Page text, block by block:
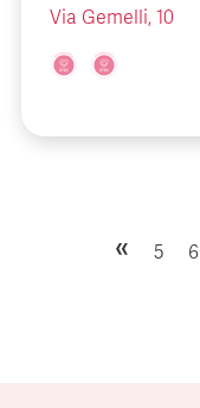
Via Gemelli, 10
« 5 6